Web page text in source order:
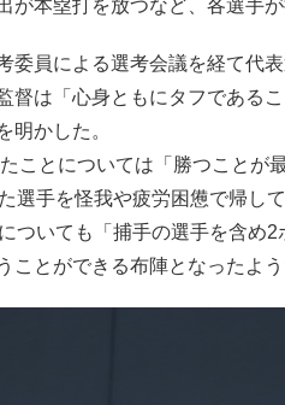
が本塁打を放つなど、各選手が
員による選考会議を経て代
督は「心身ともにタフである
明かした。
ことについては「勝つことが
選手を怪我や疲労困憊で帰し
ついても「捕手の選手を含め
ことができる布陣となったよう